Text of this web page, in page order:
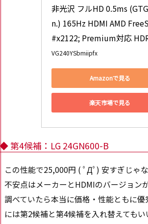
非光沢 フルHD 0.5ms
n.) 165Hz HDMI AMD
#x2122; Premium対応
VG240YSbmiipfx
Amazonで見る
楽天市場で見る
◆ 第4候補：LG 24GN600-B
この性能で25,000円 ( ﾟДﾟ) 安すぎじゃな
不安点はメーカーとHDMIのバージョン
調べていたら本当に価格・性能ともに
には第2候補と第4候補を入れ替えてもい